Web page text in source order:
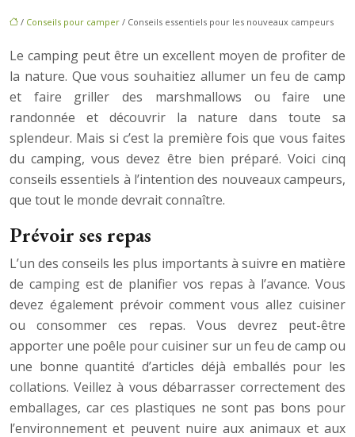
/ Conseils pour camper / Conseils essentiels pour les nouveaux campeurs
Le camping peut être un excellent moyen de profiter de
la nature. Que vous souhaitiez allumer un feu de camp
et faire griller des marshmallows ou faire une
randonnée et découvrir la nature dans toute sa
splendeur. Mais si c’est la première fois que vous faites
du camping, vous devez être bien préparé. Voici cinq
conseils essentiels à l’intention des nouveaux campeurs,
que tout le monde devrait connaître.
Prévoir ses repas
L’un des conseils les plus importants à suivre en matière
de camping est de planifier vos repas à l’avance. Vous
devez également prévoir comment vous allez cuisiner
ou consommer ces repas. Vous devrez peut-être
apporter une poêle pour cuisiner sur un feu de camp ou
une bonne quantité d’articles déjà emballés pour les
collations. Veillez à vous débarrasser correctement des
emballages, car ces plastiques ne sont pas bons pour
l’environnement et peuvent nuire aux animaux et aux